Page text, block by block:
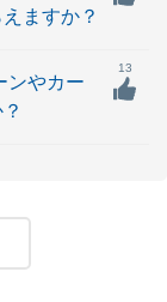
ますか？
ンやカー
13